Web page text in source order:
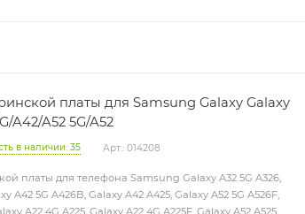
платы для Samsung Galaxy Galaxy
A42/A52 5G/A52
в наличии: 35 Арт.: 014208
платы для телефона Samsung Galaxy A32 5G A326,
A42 5G A426B, Galaxy A42 A425, Galaxy A52 5G A526F,
A22 4G A225, Galaxy A22 4G A225F, Galaxy A52 A525,